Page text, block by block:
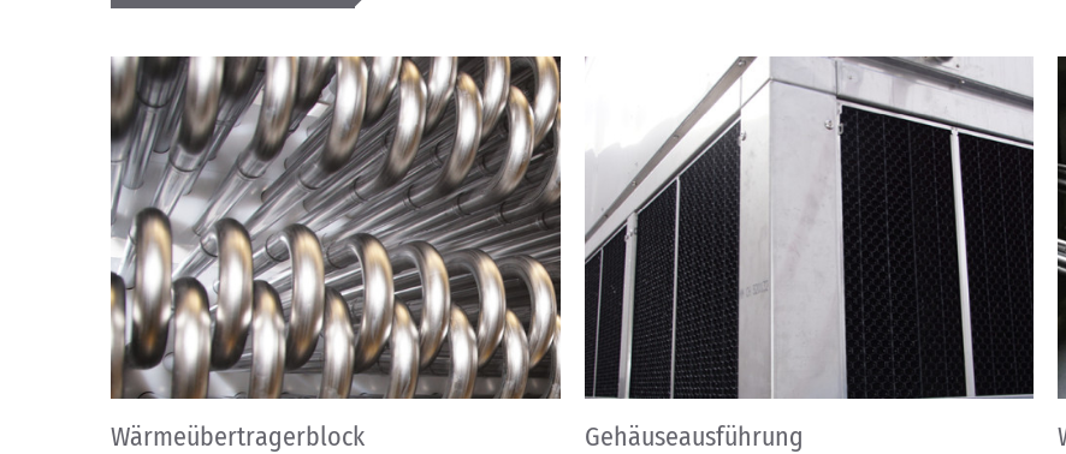
Wärmeübertragerblock Gehäuseausführung